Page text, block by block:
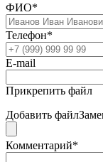
ФИО*
Телефон*
E-mail
Прикрепить файл
Добавить файл
Комментарий*